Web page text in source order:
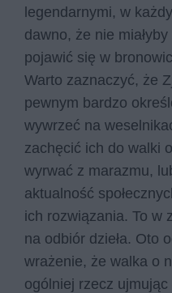
legendarnymi, w
dawno, że nie
pojawić się w
Warto zaznaczyć, że
pewnym bardzo
wywrzeć na
zachęcić ich do walki
wyrwać z marazmu,
aktualność
ich rozwiązania. To w
na odbiór dzieła. Oto
wrażenie, że walka o
ogólniej rzecz